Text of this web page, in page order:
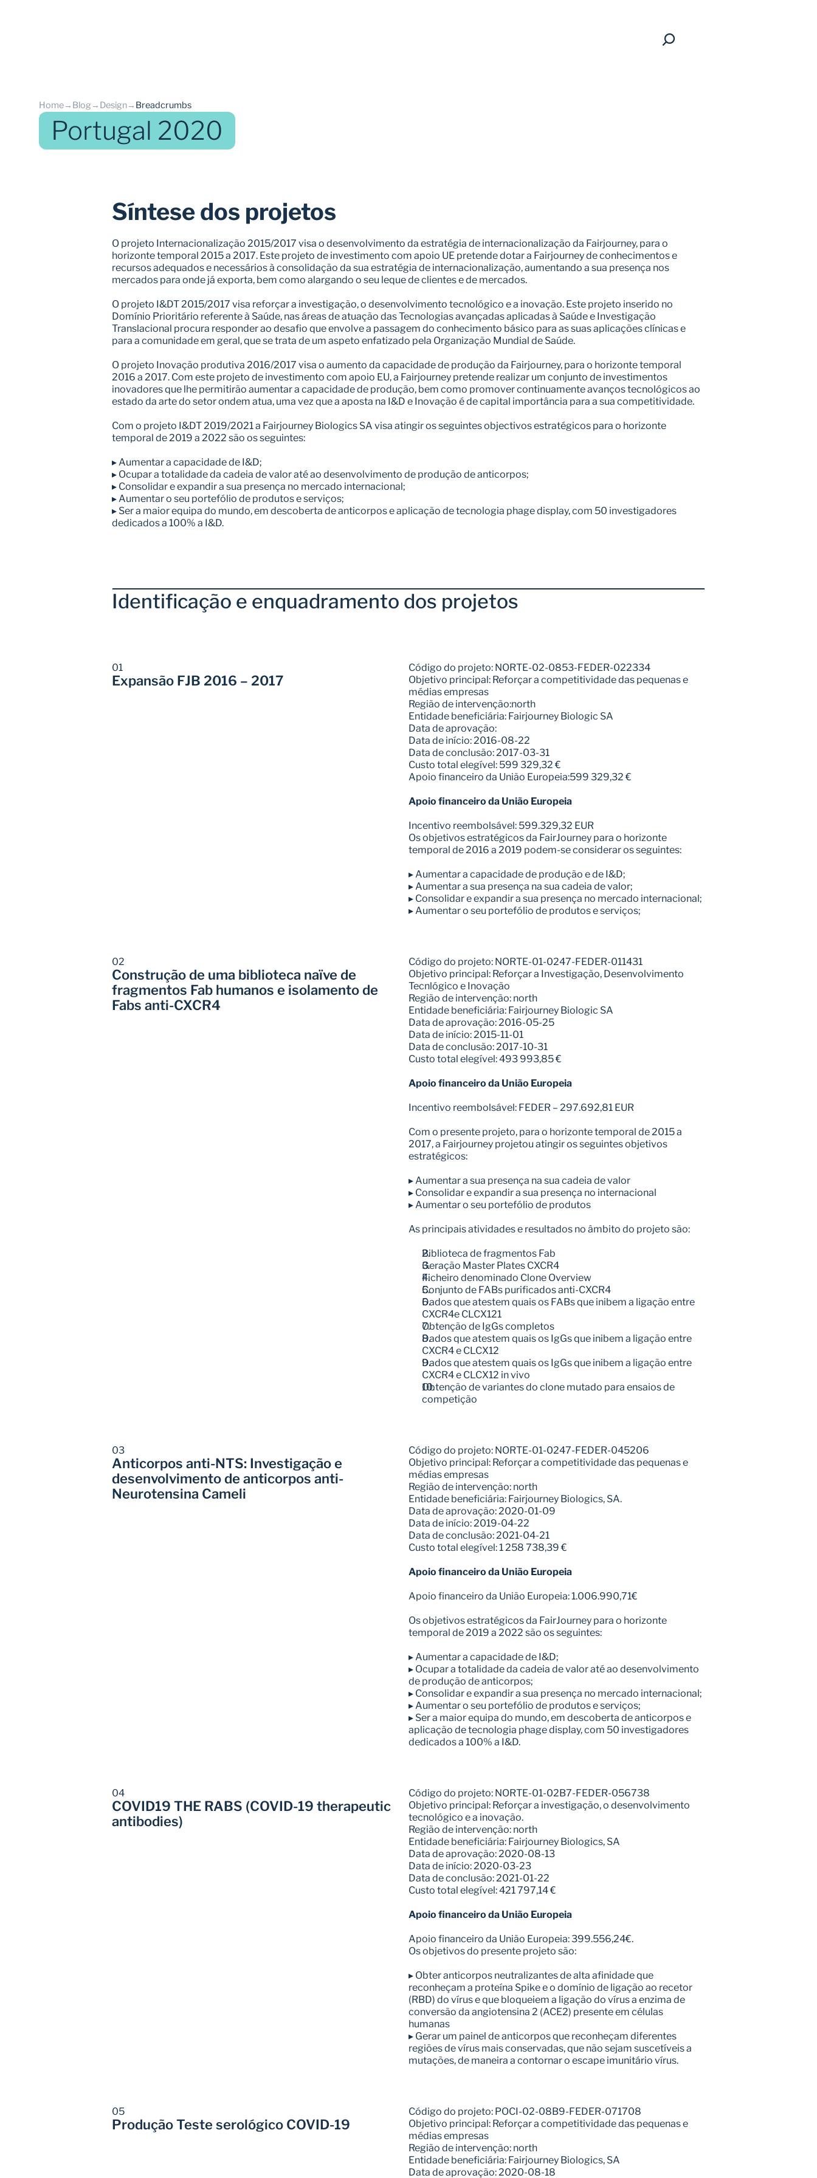
back
Home→ Blog → Design→ Breadcrumbs
Portugal 2020
Síntese dos projetos
O projeto Internacionalização 2015/2017 visa o desenvolvimento da estratégia de internacionalização da Fairjourney, para o
horizonte temporal 2015 a 2017. Este projeto de investimento com apoio UE pretende dotar a Fairjourney de conhecimentos e
recursos adequados e necessários à consolidação da sua estratégia de internacionalização, aumentando a sua presença nos
mercados para onde já exporta, bem como alargando o seu leque de clientes e de mercados.
O projeto I&DT 2015/2017 visa reforçar a investigação, o desenvolvimento tecnológico e a inovação. Este projeto inserido no
Domínio Prioritário referente à Saúde, nas áreas de atuação das Tecnologias avançadas aplicadas à Saúde e Investigação
Translacional procura responder ao desafio que envolve a passagem do conhecimento básico para as suas aplicações clínicas e
para a comunidade em geral, que se trata de um aspeto enfatizado pela Organização Mundial de Saúde.
O projeto Inovação produtiva 2016/2017 visa o aumento da capacidade de produção da Fairjourney, para o horizonte temporal
2016 a 2017. Com este projeto de investimento com apoio EU, a Fairjourney pretende realizar um conjunto de investimentos
inovadores que lhe permitirão aumentar a capacidade de produção, bem como promover continuamente avanços tecnológicos ao
estado da arte do setor ondem atua, uma vez que a aposta na I&D e Inovação é de capital importância para a sua competitividade.
Com o projeto I&DT 2019/2021 a Fairjourney Biologics SA visa atingir os seguintes objectivos estratégicos para o horizonte
temporal de 2019 a 2022 são os seguintes:
▸ Aumentar a capacidade de I&D;
▸ Ocupar a totalidade da cadeia de valor até ao desenvolvimento de produção de anticorpos;
▸ Consolidar e expandir a sua presença no mercado internacional;
▸ Aumentar o seu portefólio de produtos e serviços;
▸ Ser a maior equipa do mundo, em descoberta de anticorpos e aplicação de tecnologia phage display, com 50 investigadores
dedicados a 100% a I&D.
Identificação e enquadramento dos projetos
01
Expansão FJB 2016 – 2017
Código do projeto: NORTE-02-0853-FEDER-022334
Objetivo principal: Reforçar a competitividade das pequenas e
médias empresas
Região de intervenção:north
Entidade beneficiária: Fairjourney Biologic SA
Data de aprovação:
Data de início: 2016-08-22
Data de conclusão: 2017-03-31
Custo total elegível: 599 329,32 €
Apoio financeiro da União Europeia:599 329,32 €
Apoio financeiro da União Europeia
Incentivo reembolsável: 599.329,32 EUR
Os objetivos estratégicos da FairJourney para o horizonte
temporal de 2016 a 2019 podem-se considerar os seguintes:
▸ Aumentar a capacidade de produção e de I&D;
▸ Aumentar a sua presença na sua cadeia de valor;
▸ Consolidar e expandir a sua presença no mercado internacional;
▸ Aumentar o seu portefólio de produtos e serviços;
02
Construção de uma biblioteca naïve de
fragmentos Fab humanos e isolamento de
Fabs anti-CXCR4
Código do projeto: NORTE-01-0247-FEDER-011431
Objetivo principal: Reforçar a Investigação, Desenvolvimento
Tecnlógico e Inovação
Região de intervenção: north
Entidade beneficiária: Fairjourney Biologic SA
Data de aprovação: 2016-05-25
Data de início: 2015-11-01
Data de conclusão: 2017-10-31
Custo total elegível: 493 993,85 €
Apoio financeiro da União Europeia
Incentivo reembolsável: FEDER – 297.692,81 EUR
Com o presente projeto, para o horizonte temporal de 2015 a
2017, a Fairjourney projetou atingir os seguintes objetivos
estratégicos:
▸ Aumentar a sua presença na sua cadeia de valor
▸ Consolidar e expandir a sua presença no internacional
▸ Aumentar o seu portefólio de produtos
As principais atividades e resultados no âmbito do projeto são:
Biblioteca de fragmentos Fab
Geração Master Plates CXCR4
Ficheiro denominado Clone Overview
Conjunto de FABs purificados anti-CXCR4
Dados que atestem quais os FABs que inibem a ligação entre
CXCR4e CLCX121
Obtenção de IgGs completos
Dados que atestem quais os IgGs que inibem a ligação entre
CXCR4 e CLCX12
Dados que atestem quais os IgGs que inibem a ligação entre
CXCR4 e CLCX12 in vivo
Obtenção de variantes do clone mutado para ensaios de
competição
03
Anticorpos anti-NTS: Investigação e
desenvolvimento de anticorpos anti-
Neurotensina Cameli
Código do projeto: NORTE-01-0247-FEDER-045206
Objetivo principal: Reforçar a competitividade das pequenas e
médias empresas
Região de intervenção: north
Entidade beneficiária: Fairjourney Biologics, SA.
Data de aprovação: 2020-01-09
Data de início: 2019-04-22
Data de conclusão: 2021-04-21
Custo total elegível: 1 258 738,39 €
Apoio financeiro da União Europeia
Apoio financeiro da União Europeia: 1.006.990,71€
Os objetivos estratégicos da FairJourney para o horizonte
temporal de 2019 a 2022 são os seguintes:
▸ Aumentar a capacidade de I&D;
▸ Ocupar a totalidade da cadeia de valor até ao desenvolvimento
de produção de anticorpos;
▸ Consolidar e expandir a sua presença no mercado internacional;
▸ Aumentar o seu portefólio de produtos e serviços;
▸ Ser a maior equipa do mundo, em descoberta de anticorpos e
aplicação de tecnologia phage display, com 50 investigadores
dedicados a 100% a I&D.
04
COVID19 THE RABS (COVID-19 therapeutic
antibodies)
Código do projeto: NORTE-01-02B7-FEDER-056738
Objetivo principal: Reforçar a investigação, o desenvolvimento
tecnológico e a inovação.
Região de intervenção: north
Entidade beneficiária: Fairjourney Biologics, SA
Data de aprovação: 2020-08-13
Data de início: 2020-03-23
Data de conclusão: 2021-01-22
Custo total elegível: 421 797,14 €
Apoio financeiro da União Europeia
Apoio financeiro da União Europeia: 399.556,24€.
Os objetivos do presente projeto são:
▸ Obter anticorpos neutralizantes de alta afinidade que
reconheçam a proteína Spike e o domínio de ligação ao recetor
(RBD) do vírus e que bloqueiem a ligação do vírus a enzima de
conversão da angiotensina 2 (ACE2) presente em células
humanas
▸ Gerar um painel de anticorpos que reconheçam diferentes
regiões de vírus mais conservadas, que não sejam suscetíveis a
mutações, de maneira a contornar o escape imunitário vírus.
05
Produção Teste serológico COVID-19
Código do projeto: POCI-02-08B9-FEDER-071708
Objetivo principal: Reforçar a competitividade das pequenas e
médias empresas
Região de intervenção: north
Entidade beneficiária: Fairjourney Biologics, SA
Data de aprovação: 2020-08-18